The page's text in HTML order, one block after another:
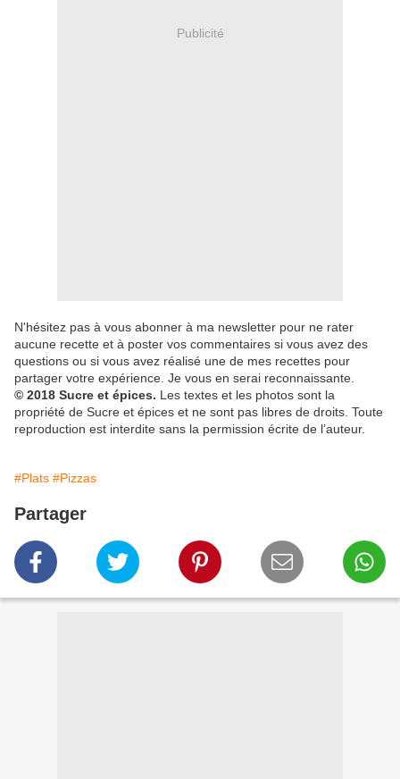
Publicité
N'hésitez pas à vous abonner à ma newsletter pour ne rater
aucune recette et à poster vos commentaires si vous avez des
questions ou si vous avez réalisé une de mes recettes pour
partager votre expérience. Je vous en serai reconnaissante.
© 2018 Sucre et épices. Les textes et les photos sont la
propriété de Sucre et épices et ne sont pas libres de droits. Toute
reproduction est interdite sans la permission écrite de l’auteur.
#Plats #Pizzas
Partager